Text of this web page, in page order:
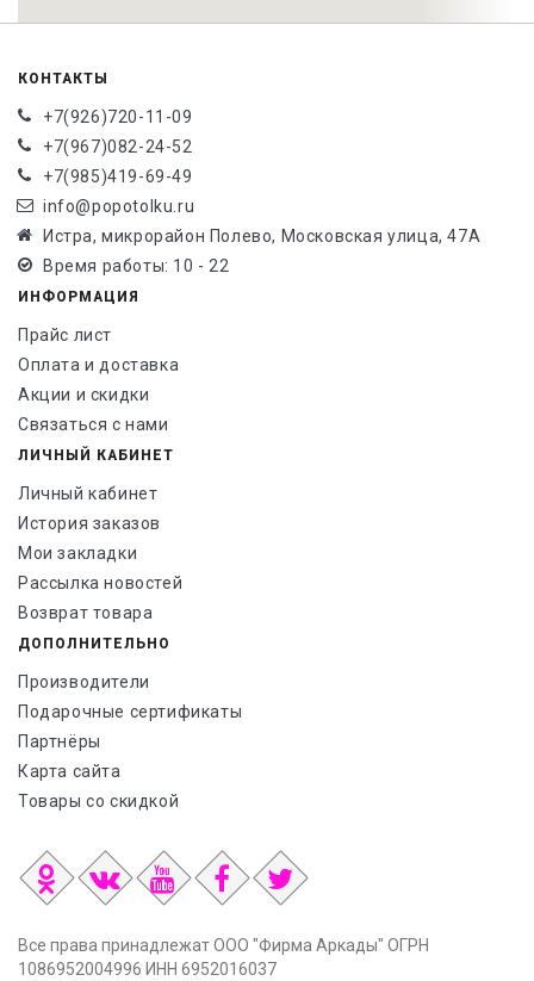
КОНТАКТЫ
+7(926)720-11-09
+7(967)082-24-52
+7(985)419-69-49
info@popotolku.ru
Истра, микрорайон Полево, Московская улица, 47А
Время работы: 10 - 22
ИНФОРМАЦИЯ
Прайс лист
Оплата и доставка
Акции и скидки
Связаться с нами
ЛИЧНЫЙ КАБИНЕТ
Личный кабинет
История заказов
Мои закладки
Рассылка новостей
Возврат товара
ДОПОЛНИТЕЛЬНО
Производители
Подарочные сертификаты
Партнёры
Карта сайта
Товары со скидкой
Все права принадлежат ООО "Фирма Аркады" ОГРН
1086952004996 ИНН 6952016037